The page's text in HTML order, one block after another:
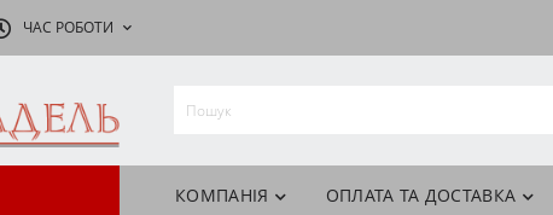
ЧАС РОБОТИ
КОМПАНІЯ ОПЛАТА ТА ДОСТАВКА